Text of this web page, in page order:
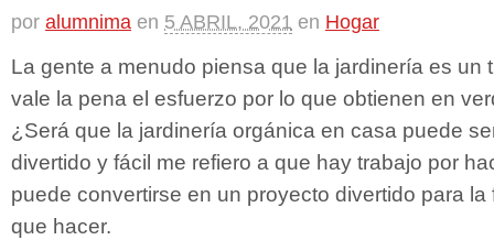
por alumnima en 5 ABRIL, 2021 en Hogar
La gente a menudo piensa que la jardinería es un
vale la pena el esfuerzo por lo que obtienen en
¿Será que la jardinería orgánica en casa puede
divertido y fácil me refiero a que hay trabajo por
puede convertirse en un proyecto divertido para
que hacer.